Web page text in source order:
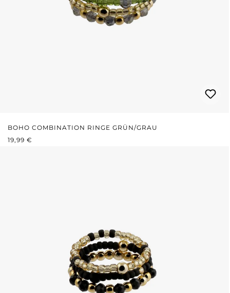
BOHO COMBINATION RINGE GRÜN/GRAU
REGULÄRER PREIS:
19,99 €